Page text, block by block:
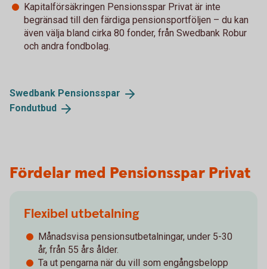
Kapitalförsäkringen Pensionsspar Privat är inte
begränsad till den färdiga pensionsportföljen – du kan
även välja bland cirka 80 fonder, från Swedbank Robur
och andra fondbolag.
Swedbank Pensionsspar
Fondutbud
Fördelar med Pensionsspar Privat
Flexibel utbetalning
Månadsvisa pensionsutbetalningar, under 5-30
år, från 55 års ålder.
Ta ut pengarna när du vill som engångsbelopp